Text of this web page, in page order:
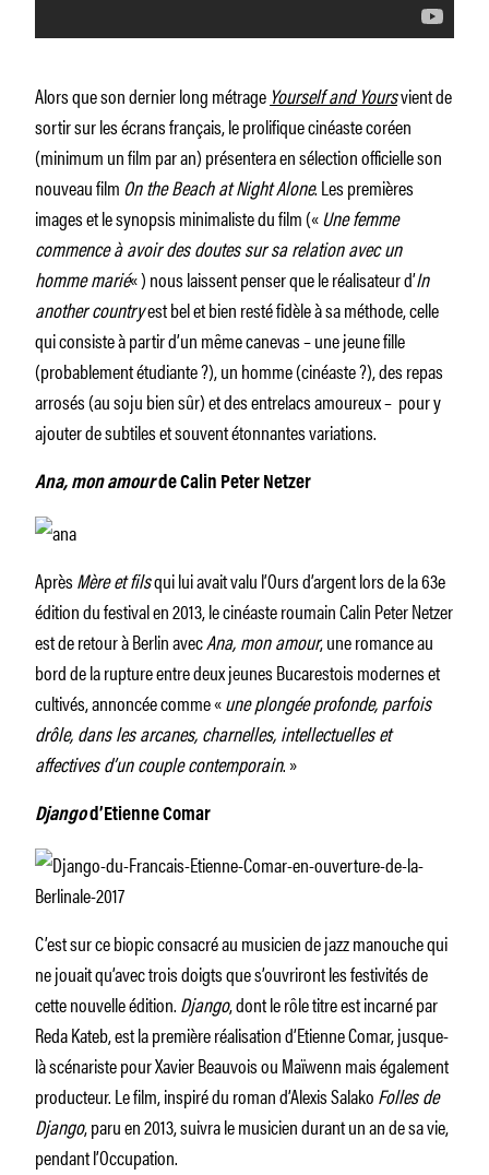
Alors que son dernier long métrage Yourself and Yoursvient de
sortir sur les écrans français, le prolifique cinéaste coréen
(minimum un film par an) présentera en sélection officielle son
nouveau filmOn the Beach at Night Alone. Les premières
images et le synopsis minimaliste du film («Une femme
commence à avoir des doutes sur sa relation avec un
homme marié« ) nous laissent penser que le réalisateur d’In
another countryest bel et bien resté fidèle à sa méthode, celle
qui consiste à partir d’un même canevas – une jeune fille
(probablement étudiante ?), un homme (cinéaste ?), des repas
arrosés (au soju bien sûr) et des entrelacs amoureux – pour y
ajouter de subtiles et souvent étonnantes variations.
Ana, mon amourde Calin Peter Netzer
AprèsMère et filsqui lui avait valu l’Ours d’argent lors de la 63e
édition du festival en 2013, le cinéaste roumain Calin Peter Netzer
est de retour à Berlin avecAna, mon amour, une romance au
bord de la rupture entre deux jeunes Bucarestois modernes et
cultivés, annoncée comme «une plongée profonde, parfois
drôle, dans les arcanes, charnelles, intellectuelles et
affectives d’un couple contemporain. »
Djangod’Etienne Comar
C’est sur ce biopic consacré au musicien de jazz manouche qui
ne jouait qu’avec trois doigts que s’ouvriront les festivités de
cette nouvelle édition.Django, dont le rôle titre est incarné par
Reda Kateb, est la première réalisation d’Etienne Comar, jusque-
là scénariste pour Xavier Beauvois ou Maïwenn mais également
producteur. Le film, inspiré du roman d’Alexis SalakoFolles de
Django, paru en 2013, suivra le musicien durant un an de sa vie,
pendant l’Occupation.